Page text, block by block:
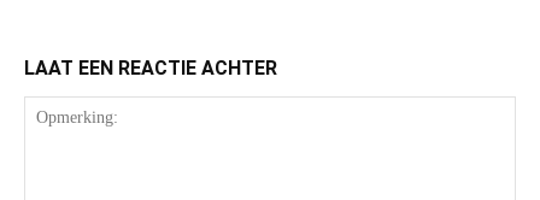
LAAT EEN REACTIE ACHTER